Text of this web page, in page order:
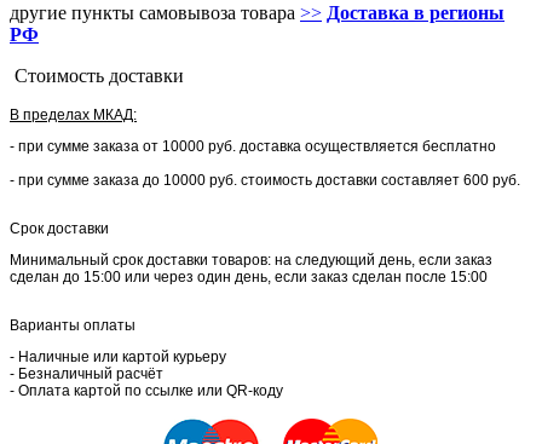
другие пункты самовывоза товара >> Доставка в регионы
РФ
Стоимость доставки
В пределах МКАД:
- при сумме заказа от 10000 руб. доставка осуществляется бесплатно
- при сумме заказа до 10000 руб. стоимость доставки составляет 600 руб.
Срок доставки
Минимальный срок доставки товаров: на следующий день, если заказ
сделан до 15:00 или через один день, если заказ сделан после 15:00
Варианты оплаты
- Наличные или картой курьеру
- Безналичный расчёт
- Оплата картой по ссылке или QR-коду